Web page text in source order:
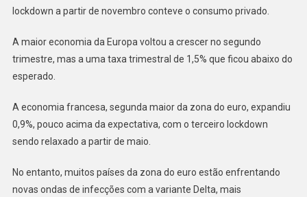
lockdown a partir de novembro conteve o consumo privado.
A maior economia da Europa voltou a crescer no segundo
trimestre, mas a uma taxa trimestral de 1,5% que ficou abaixo do
esperado.
A economia francesa, segunda maior da zona do euro, expandiu
0,9%, pouco acima da expectativa, com o terceiro lockdown
sendo relaxado a partir de maio.
No entanto, muitos países da zona do euro estão enfrentando
novas ondas de infecções com a variante Delta, mais